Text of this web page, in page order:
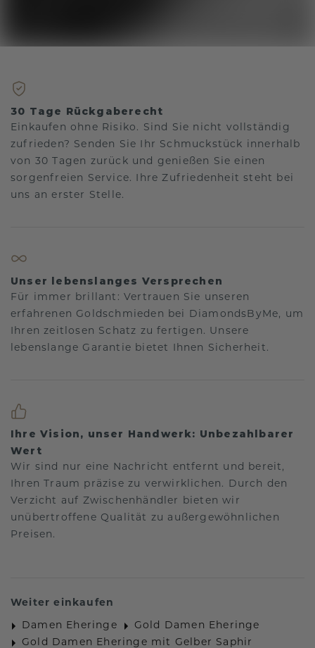
30 Tage Rückgaberecht
Einkaufen ohne Risiko. Sind Sie nicht vollständig
zufrieden? Senden Sie Ihr Schmuckstück innerhalb
von 30 Tagen zurück und genießen Sie einen
sorgenfreien Service. Ihre Zufriedenheit steht bei
uns an erster Stelle.
Unser lebenslanges Versprechen
Für immer brillant: Vertrauen Sie unseren
erfahrenen Goldschmieden bei DiamondsByMe, um
Ihren zeitlosen Schatz zu fertigen. Unsere
lebenslange Garantie bietet Ihnen Sicherheit.
Ihre Vision, unser Handwerk: Unbezahlbarer
Wert
Wir sind nur eine Nachricht entfernt und bereit,
Ihren Traum präzise zu verwirklichen. Durch den
Verzicht auf Zwischenhändler bieten wir
unübertroffene Qualität zu außergewöhnlichen
Preisen.
Weiter einkaufen
Damen Eheringe
Gold Damen Eheringe
Gold Damen Eheringe mit Gelber Saphir